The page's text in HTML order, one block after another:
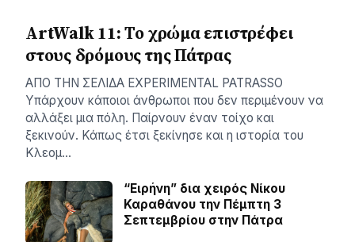
ArtWalk 11: Το χρώμα επιστρέφει
στους δρόμους της Πάτρας
AΠΟ ΤΗΝ ΣΕΛΙΔΑ EXPERIMENTAL PATRASSO
Υπάρχουν κάποιοι άνθρωποι που δεν περιμένουν να
αλλάξει μια πόλη. Παίρνουν έναν τοίχο και
ξεκινούν. Κάπως έτσι ξεκίνησε και η ιστορία του
Κλεομ…
“Ειρήνη” δια χειρός Νίκου
Καραθάνου την Πέμπτη 3
Σεπτεμβρίου στην Πάτρα